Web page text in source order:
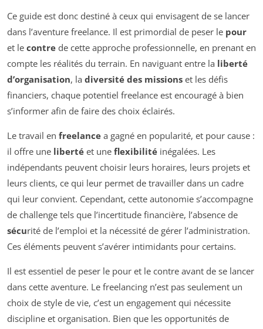
Ce guide est donc destiné à ceux qui envisagent de se lancer
dans l’aventure freelance. Il est primordial de peser le pour
et le contre de cette approche professionnelle, en prenant en
compte les réalités du terrain. En naviguant entre la liberté
d’organisation, la diversité des missions et les défis
financiers, chaque potentiel freelance est encouragé à bien
s’informer afin de faire des choix éclairés.
Le travail en freelance a gagné en popularité, et pour cause :
il offre une liberté et une flexibilité inégalées. Les
indépendants peuvent choisir leurs horaires, leurs projets et
leurs clients, ce qui leur permet de travailler dans un cadre
qui leur convient. Cependant, cette autonomie s’accompagne
de challenge tels que l’incertitude financière, l’absence de
sécurité de l’emploi et la nécessité de gérer l’administration.
Ces éléments peuvent s’avérer intimidants pour certains.
Il est essentiel de peser le pour et le contre avant de se lancer
dans cette aventure. Le freelancing n’est pas seulement un
choix de style de vie, c’est un engagement qui nécessite
discipline et organisation. Bien que les opportunités de